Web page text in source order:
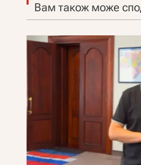
Вам також може